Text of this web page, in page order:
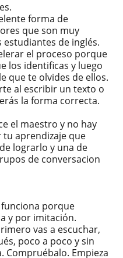
forma de
que son muy
de inglés.
el proceso porque
los identificas y luego
que te olvides de ellos.
al escribir un texto o
la forma correcta.
el maestro y no hay
aprendizaje que
lograrlo y una de
de conversacion
funciona porque
y por imitación.
vas a escuchar,
poco a poco y sin
Compruébalo. Empieza